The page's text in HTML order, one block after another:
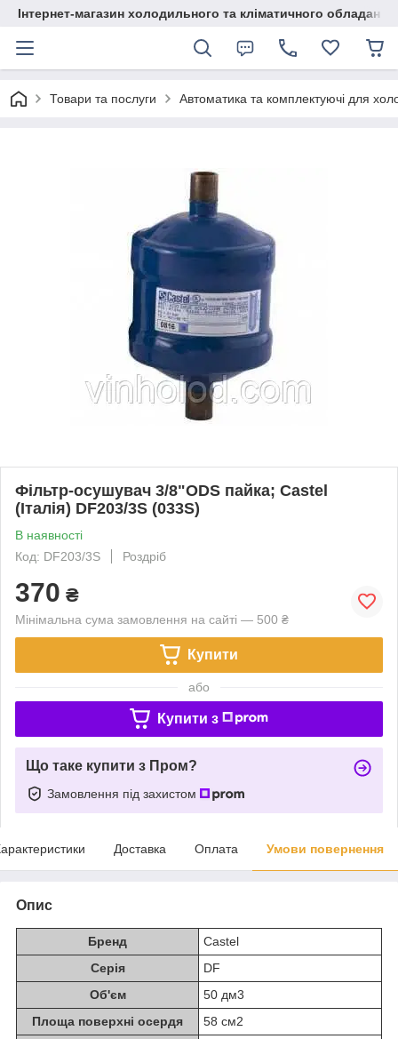
Інтернет-магазин холодильного та кліматичного обладання
Товари та послуги Автоматика та комплектуючі для
Фільтр-осушувач 3/8"ODS пайка; Castel
(Італія) DF203/3S (033S)
В наявності
Код: DF203/3S
Роздріб
370 ₴
Мінімальна сума замовлення на сайті — 500 ₴
Купити
або
Купити з
Що таке купити з Пром?
Замовлення під захистом
Доставка Оплата Умови повернення
Опис
Бренд
Castel
Серія
DF
Об'єм
50 дм3
Площа поверхні осердя
58 см2